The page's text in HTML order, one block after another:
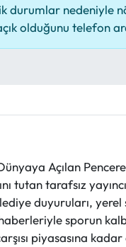
durumlar nedeniyle
olduğunu telefon
Açılan
tutan tarafsız
duyuruları, yerel
sporun
piyasasına